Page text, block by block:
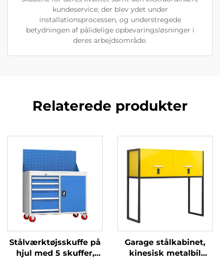
kundeservice, der blev ydet under
installationsprocessen, og understregede
betydningen af pålidelige opbevaringsløsninger i
deres arbejdsområde.
Relaterede produkter
Stålværktøjsskuffe på
hjul med 5 skuffer,
Garage stålkabinet,
kinesisk metalbil